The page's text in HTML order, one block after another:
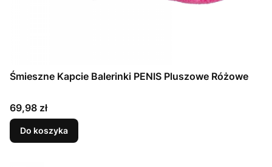
Śmieszne Kapcie Balerinki PENIS Pluszowe Różowe
Cena
69,98 zł
Do koszyka